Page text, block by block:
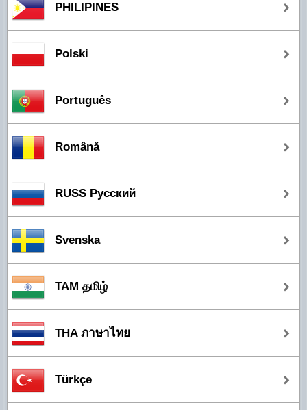
PHILIPINES
Polski
Português
Română
RUSS Русский
Svenska
TAM தமிழ்
THA ภาษาไทย
Türkçe